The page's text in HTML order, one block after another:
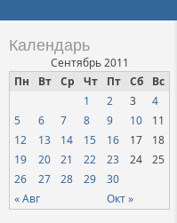
Календарь
Сентябрь 2011
Пн
Вт Ср Чт Пт Сб Вс
« Авг Окт »
1 2 3
4
5
6 7 8 9 10
11
12
13 14 15 16 17
18
19
20 21 22 23 24
25
26
27 28 29 30